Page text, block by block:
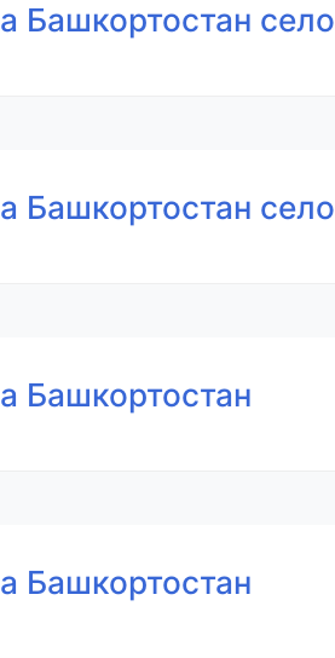
Башкортостан село
Башкортостан село
Башкортостан
Башкортостан